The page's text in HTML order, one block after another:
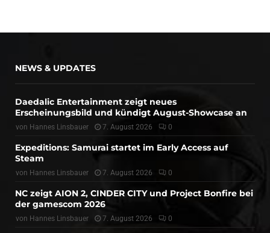
NEWS & UPDATES
Daedalic Entertainment zeigt neues
Erscheinungsbild und kündigt August-Showcase an
von Hannes Linsbauer 7. August 2026 0
Expeditions: Samurai startet im Early Access auf
Steam
von Hannes Linsbauer 7. August 2026 0
NC zeigt AION 2, CINDER CITY und Project Bonfire bei
der gamescom 2026
von Hannes Linsbauer 7. August 2026 0